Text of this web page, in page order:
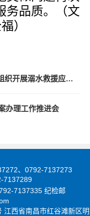
品质。
（文
）
【保卫处、校医院】学校组织开展溺水救援应急演练活动
办理工作推进会
、0792-7137273
7137289
7137335 纪检邮
江西省南昌市红谷滩新区明